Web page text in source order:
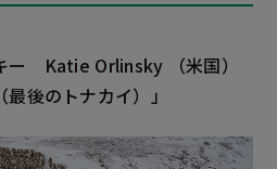
ー Katie Orlinsky
（米国）
（最後のトナカイ）」